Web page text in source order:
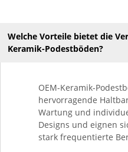
Welche Vorteile bietet die
Keramik-Podestböden?
OEM-Keramik-
hervorragende
Wartung und
Designs und eignen
stark frequentierte